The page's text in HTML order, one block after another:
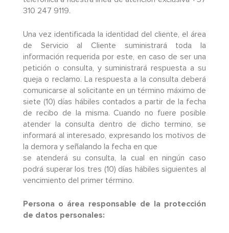
310 247 9119.
Una vez identificada la identidad del cliente, el área
de Servicio al Cliente suministrará toda la
información requerida por este, en caso de ser una
petición o consulta, y suministrará respuesta a su
queja o reclamo. La respuesta a la consulta deberá
comunicarse al solicitante en un término máximo de
siete (10) días hábiles contados a partir de la fecha
de recibo de la misma. Cuando no fuere posible
atender la consulta dentro de dicho termino, se
informará al interesado, expresando los motivos de
la demora y señalando la fecha en que
se atenderá su consulta, la cual en ningún caso
podrá superar los tres (10) días hábiles siguientes al
vencimiento del primer término.
Persona o área responsable de la protección
de datos personales: